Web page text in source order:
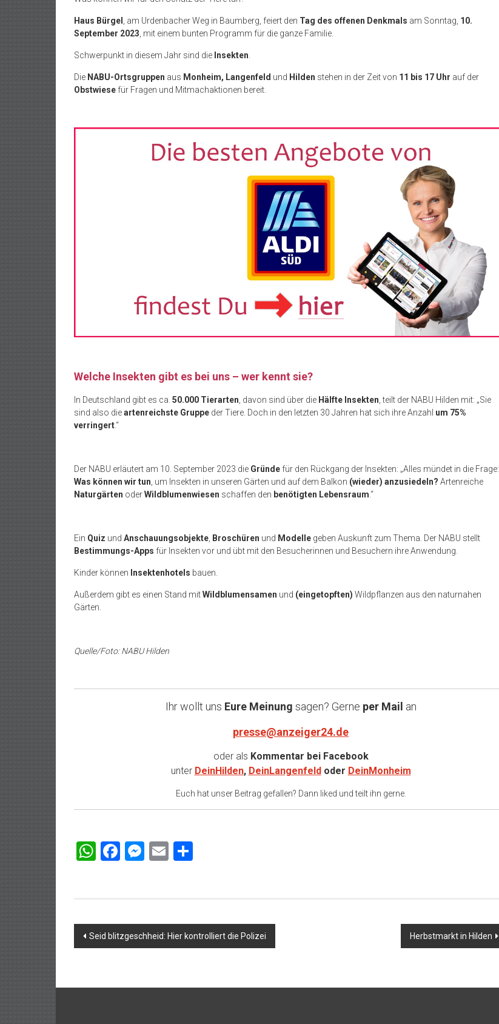
Haus Bürgel , am Urdenbacher Weg in Baumberg, feiert den Tag des offenen Denkmals am Sonntag, 10.
September 2023 , mit einem bunten Programm für die ganze Familie.
Schwerpunkt in diesem Jahr sind die Insekten
Die NABU-Ortsgruppen aus Monheim, Langenfeld und Hilden stehen in der Zeit von 11 bis 17 Uhr auf der
Obstwiese für Fragen und Mitmachaktionen bereit.
Welche Insekten gibt es bei uns – wer kennt sie?
In Deutschland gibt es ca. 50.000 Tierarten , davon sind über die Hälfte Insekten , teilt der NABU Hilden mit: „Sie
sind also dieartenreichste Gruppe der Tiere. Doch in den letzten 30 Jahren hat sich ihre Anzahl um 75%
verringert.“
Der NABU erläutert am 10. September 2023 die Gründe für den Rückgang der Insekten: „Alles mündet in die Frage:
Was können wir tun , um Insekten in unseren Gärten und auf dem Balkon (wieder) anzusiedeln? Artenreiche
Naturgärten oderWildblumenwiesen schaffen den benötigten Lebensraum .“
Ein Quiz und Anschauungsobjekte Broschüren und Modelle geben Auskunft zum Thema. Der NABU stellt
Bestimmungs-Apps für Insekten vor und übt mit den Besucherinnen und Besuchern ihre Anwendung.
Kinder können Insektenhotels bauen.
Außerdem gibt es einen Stand mitWildblumensamen und (eingetopften) Wildpflanzen aus den naturnahen
Gärten.
Quelle/Foto: NABU Hilden
Ihr wollt uns Eure Meinung sagen? Gerne per Mail an
presse@anzeiger24.de
oder als Kommentar bei Facebook
unter DeinHilden, DeinLangenfeldoder DeinMonheim
Euch hat unser Beitrag gefallen? Dann liked und teilt ihn gerne.
WhatsApp
Facebook
Messenger
Email
Beitragsnavigation
Seid blitzgeschheid: Hier kontrolliert die Polizei Herbstmarkt in Hilden